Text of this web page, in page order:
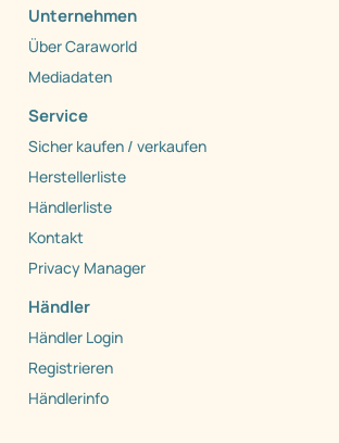
Unternehmen
Über Caraworld
Mediadaten
Service
Sicher kaufen / verkaufen
Herstellerliste
Händlerliste
Kontakt
Privacy Manager
Händler
Händler Login
Registrieren
Händlerinfo